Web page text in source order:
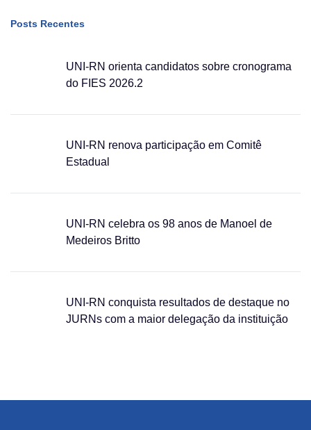
Posts Recentes
UNI-RN orienta candidatos sobre cronograma
do FIES 2026.2
UNI-RN renova participação em Comitê
Estadual
UNI-RN celebra os 98 anos de Manoel de
Medeiros Britto
UNI-RN conquista resultados de destaque no
JURNs com a maior delegação da instituição